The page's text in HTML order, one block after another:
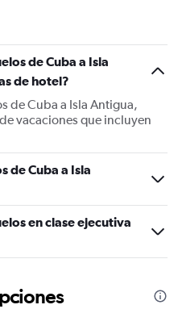
de Cuba a Isla
de hotel?
de Cuba a Isla Antigua,
vacaciones que incluyen
de Cuba a Isla
en clase ejecutiva